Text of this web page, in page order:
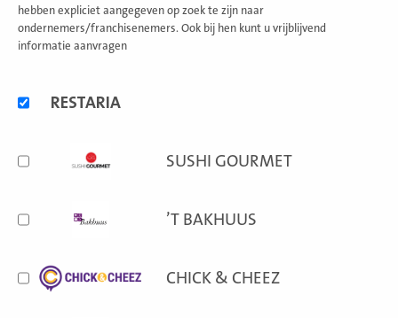
hebben expliciet aangegeven op zoek te zijn naar
ondernemers/franchisenemers. Ook bij hen kunt u vrijblijvend
informatie aanvragen
formulesRESTARIA
SUSHI GOURMET
’T BAKHUUS
CHICK & CHEEZ